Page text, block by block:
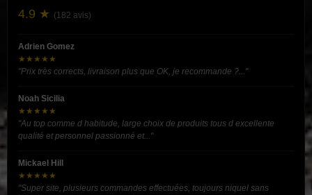
4.9 ★ (182 avis)
Adrien Gomez
★★★★★
"Prix très corrects, livraison plus que OK, je recommande ?..."
Noah Sicilia
★★★★★
"Au top comme d habitude, large choix de produits tous d excellente
qualité et personnel passionné et..."
Mickael Hill
★★★★★
"Super site, plusieurs commandes effectuées, toujours niquel sans